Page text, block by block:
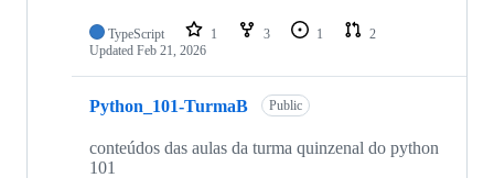
TypeScript 1 3 1
2
Updated Feb 21, 2026
Python_101-TurmaB Public
conteúdos das aulas da turma quinzenal do python
101